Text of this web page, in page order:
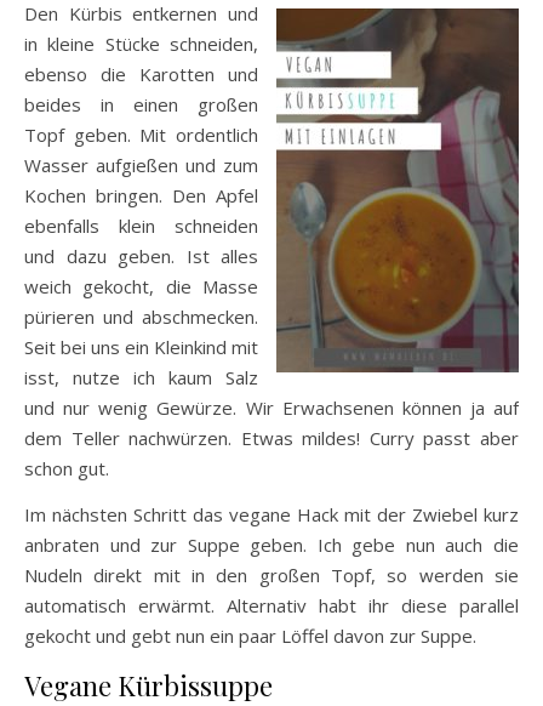
Den Kürbis entkernen und
in kleine Stücke schneiden,
ebenso die Karotten und
beides in einen großen
Topf geben. Mit ordentlich
Wasser aufgießen und zum
Kochen bringen. Den Apfel
ebenfalls klein schneiden
und dazu geben. Ist alles
weich gekocht, die Masse
pürieren und abschmecken.
Seit bei uns ein Kleinkind mit
isst, nutze ich kaum Salz
und nur wenig Gewürze. Wir Erwachsenen können ja auf
dem Teller nachwürzen. Etwas mildes! Curry passt aber
schon gut.
Im nächsten Schritt das vegane Hack mit der Zwiebel kurz
anbraten und zur Suppe geben. Ich gebe nun auch die
Nudeln direkt mit in den großen Topf, so werden sie
automatisch erwärmt. Alternativ habt ihr diese parallel
gekocht und gebt nun ein paar Löffel davon zur Suppe.
Vegane Kürbissuppe